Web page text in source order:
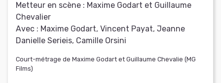
Metteur en scène : Maxime Godart et Guillaume
Chevalier
Avec : Maxime Godart, Vincent Payat, Jeanne
Danielle Serieis, Camille Orsini
Court-métrage de Maxime Godart et Guillaume Chevalie (MG
Films)